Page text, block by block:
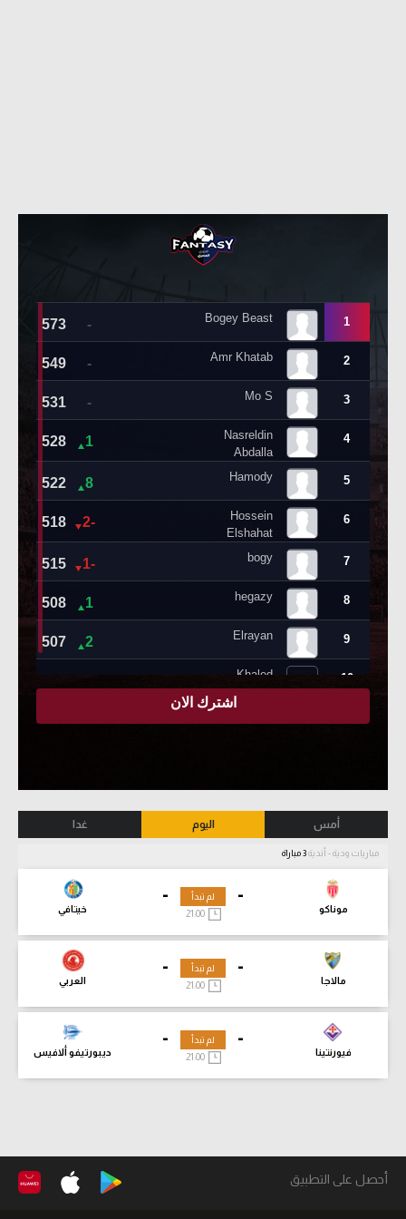
أمس اليوم غدا
مباريات ودية - أندية
-
موناكو
-
خيتافي
لم تبدأ
21:00
-
مالاجا
-
العربي
لم تبدأ
21:00
-
فيورنتينا
-
ديبورتيفو ألافيس
لم تبدأ
21:00
أحصل على التطبيق